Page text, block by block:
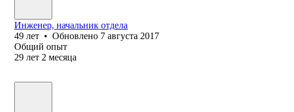
Инженер, начальник отдела
49 лет • Обновлено 7 августа 2017
Общий опыт
29 лет 2 месяца